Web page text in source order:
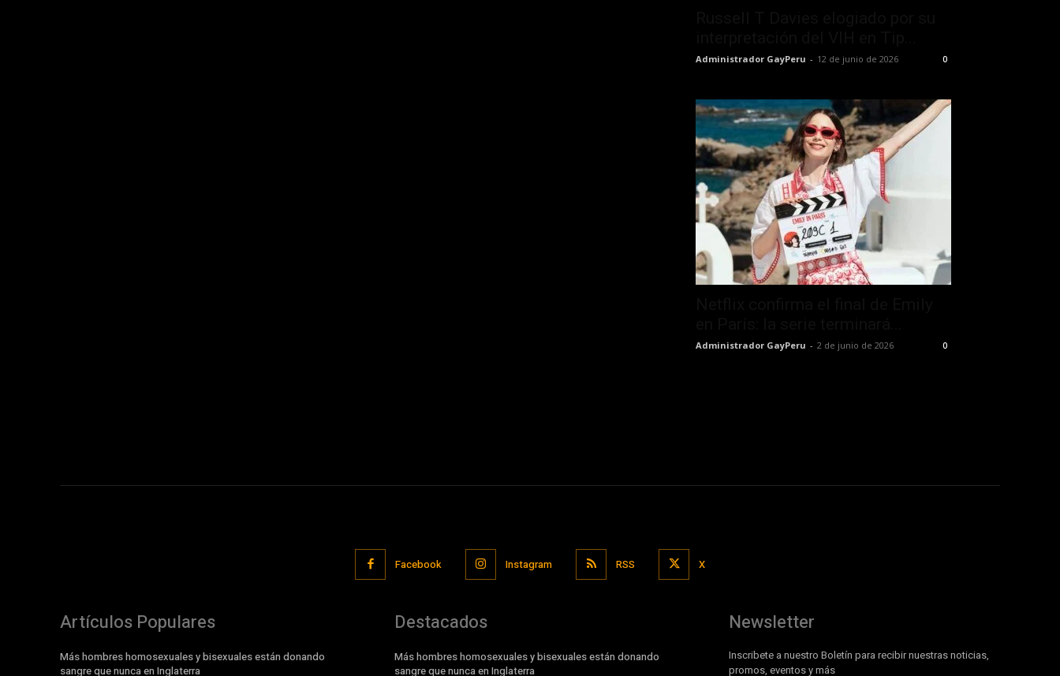
Administrador GayPeru - 12 de junio de 2026 0
Administrador GayPeru - 2 de junio de 2026 0
Facebook Instagram RSS X
Artículos Populares
Más hombres homosexuales y bisexuales están donando
sangre que nunca en Inglaterra
Destacados
Más hombres homosexuales y bisexuales están donando
sangre que nunca en Inglaterra
Newsletter
Inscribete a nuestro Boletín para recibir nuestras noticias,
promos, eventos y más